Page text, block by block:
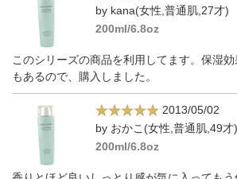
by kana(女性,普通肌,27才)
200ml/6.8oz
このシリーズの商品を利用してます。保湿
もあるので、購入しました。
2013/05/02
by おかこ(女性,普通肌,49才)
200ml/6.8oz